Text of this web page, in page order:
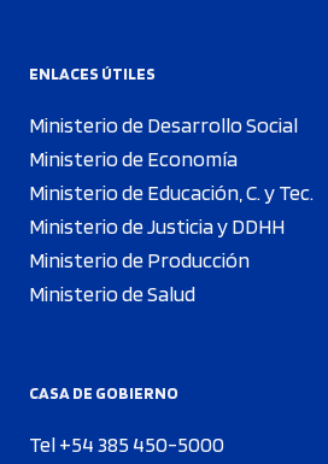
ENLACES ÚTILES
Ministerio de Desarrollo Social
Ministerio de Economía
Ministerio de Educación, C. y Tec.
Ministerio de Justicia y DDHH
Ministerio de Producción
Ministerio de Salud
CASA DE GOBIERNO
Tel +54 385 450-5000